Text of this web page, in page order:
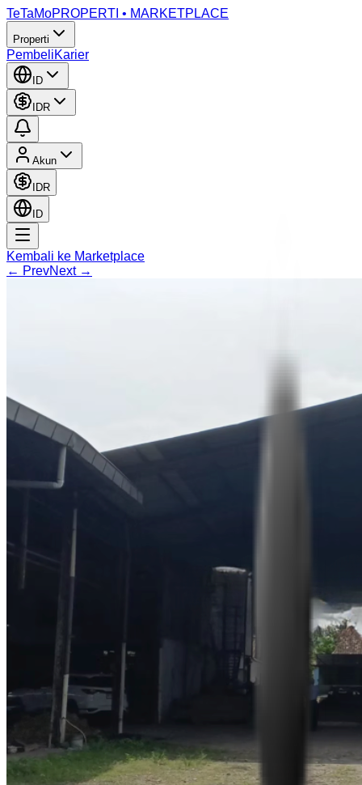
TeTaMoPROPERTI • MARKETPLACE
Properti
PembeliKarier
ID
IDR
Akun
IDR
ID
Kembali ke Marketplace
← PrevNext →